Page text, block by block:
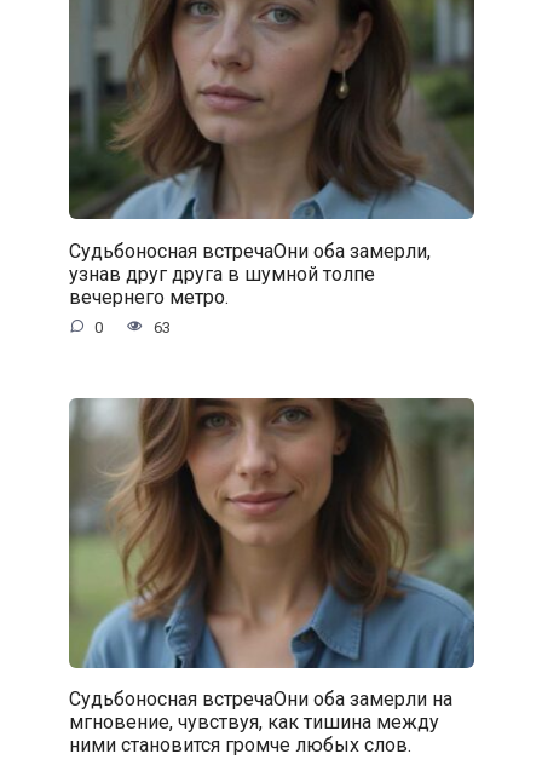
Судьбоносная встречаОни оба замерли,
узнав друг друга в шумной толпе
вечернего метро.
0 63
Судьбоносная встречаОни оба замерли на
мгновение, чувствуя, как тишина между
ними становится громче любых слов.